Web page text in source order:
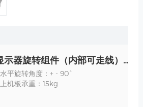
显示器旋转组件（内部可走线）-推车上安装 规格
水平旋转角度：+ - 90°
上机板承重：15kg